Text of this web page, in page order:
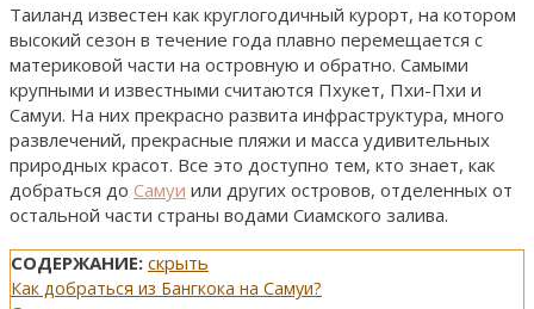
Таиланд известен как круглогодичный курорт, на котором
высокий сезон в течение года плавно перемещается с
материковой части на островную и обратно. Самыми
крупными и известными считаются Пхукет, Пхи-Пхи и
Самуи. На них прекрасно развита инфраструктура, много
развлечений, прекрасные пляжи и масса удивительных
природных красот. Все это доступно тем, кто знает, как
добраться до Самуи или других островов, отделенных от
остальной части страны водами Сиамского залива.
СОДЕРЖАНИЕ: скрыть
Как добраться из Бангкока на Самуи?